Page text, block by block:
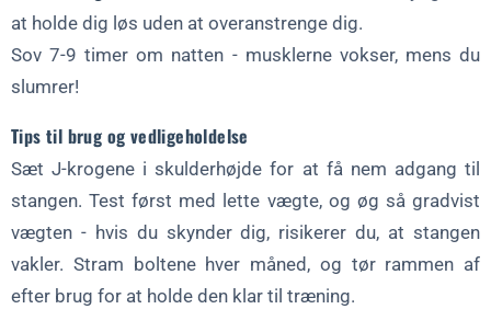
at holde dig løs uden at overanstrenge dig.
Sov 7-9 timer om natten - musklerne vokser, mens du
slumrer!
Tips til brug og vedligeholdelse
Sæt J-krogene i skulderhøjde for at få nem adgang til
stangen. Test først med lette vægte, og øg så gradvist
vægten - hvis du skynder dig, risikerer du, at stangen
vakler. Stram boltene hver måned, og tør rammen af
efter brug for at holde den klar til træning.